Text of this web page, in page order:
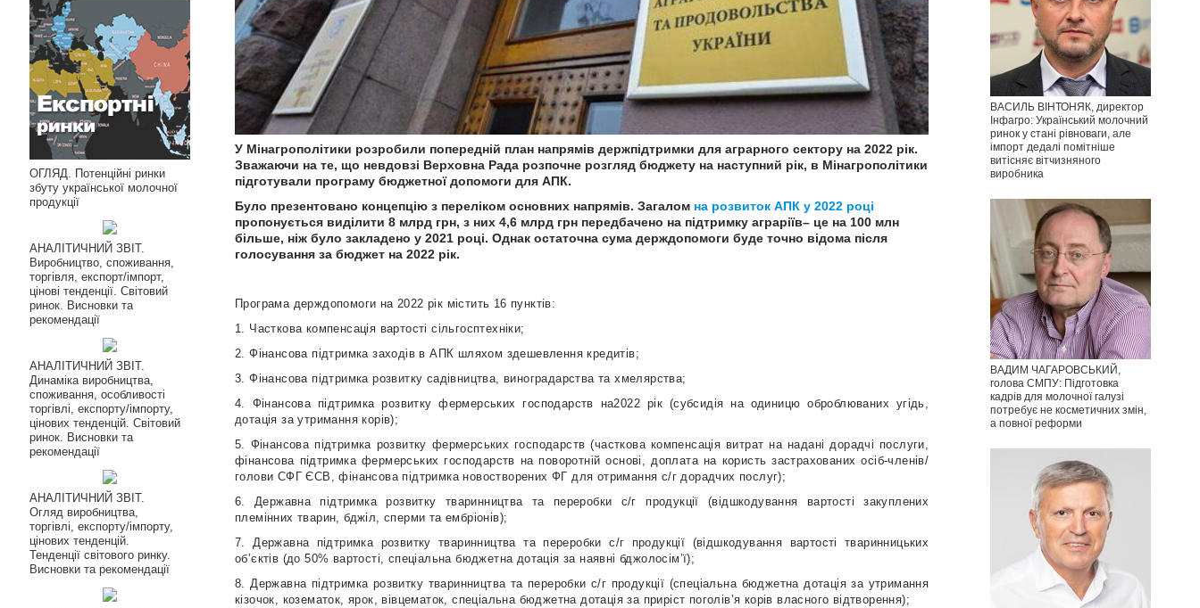
У Мінагрополітики розробили попередній план напрямів держпідтримки для аграрного сектору на 2022 рік.
Зважаючи на те, що невдовзі Верховна Рада розпочне розгляд бюджету на наступний рік, в Мінагрополітики
підготували програму бюджетної допомоги для АПК.
Було презентовано концепцію з переліком основних напрямів. Загалом на розвиток АПК у 2022 році
пропонується виділити 8 млрд грн, з них 4,6 млрд грн передбачено на підтримку аграріїв– це на 100 млн
більше, ніж було закладено у 2021 році. Однак остаточна сума держдопомоги буде точно відома після
голосування за бюджет на 2022 рік.
Програма держдопомоги на 2022 рік містить 16 пунктів:
1. Часткова компенсація вартості сільгосптехніки;
2. Фінансова підтримка заходів в АПК шляхом здешевлення кредитів;
3. Фінансова підтримка розвитку садівництва, виноградарства та хмелярства;
4. Фінансова підтримка розвитку фермерських господарств на2022 рік (субсидія на одиницю оброблюваних угідь,
дотація за утримання корів);
5. Фінансова підтримка розвитку фермерських господарств (часткова компенсація витрат на надані дорадчі послуги,
фінансова підтримка фермерських господарств на поворотній основі, доплата на користь застрахованих осіб-членів/
голови СФГ ЄСВ, фінансова підтримка новостворених ФГ для отримання с/г дорадчих послуг);
6. Державна підтримка розвитку тваринництва та переробки с/г продукції (відшкодування вартості закуплених
племінних тварин, бджіл, сперми та ембріонів);
7. Державна підтримка розвитку тваринництва та переробки с/г продукції (відшкодування вартості тваринницьких
об’єктів (до 50% вартості, спеціальна бюджетна дотація за наявні бджолосім’ї);
8. Державна підтримка розвитку тваринництва та переробки с/г продукції (спеціальна бюджетна дотація за утримання
кізочок, козематок, ярок, вівцематок, спеціальна бюджетна дотація за приріст поголів’я корів власного відтворення);
ВАСИЛЬ ВІНТОНЯК, директор
Інфагро: Український молочний
ринок у стані рівноваги, але
імпорт дедалі помітніше
витісняє вітчизняного
виробника
ВАДИМ ЧАГАРОВСЬКИЙ,
голова СМПУ: Підготовка
кадрів для молочної галузі
потребує не косметичних змін,
а повної реформи
ОГЛЯД. Потенційні ринки
збуту української молочної
продукції
АНАЛІТИЧНИЙ ЗВІТ.
Виробництво, споживання,
торгівля, експорт/імпорт,
цінові тенденції. Світовий
ринок. Висновки та
рекомендації
АНАЛІТИЧНИЙ ЗВІТ.
Динаміка виробництва,
споживання, особливості
торгівлі, експорту/імпорту,
цінових тенденцій. Світовий
ринок. Висновки та
рекомендації
АНАЛІТИЧНИЙ ЗВІТ.
Огляд виробництва,
торгівлі, експорту/імпорту,
цінових тенденцій.
Тенденції світового ринку.
Висновки та рекомендації